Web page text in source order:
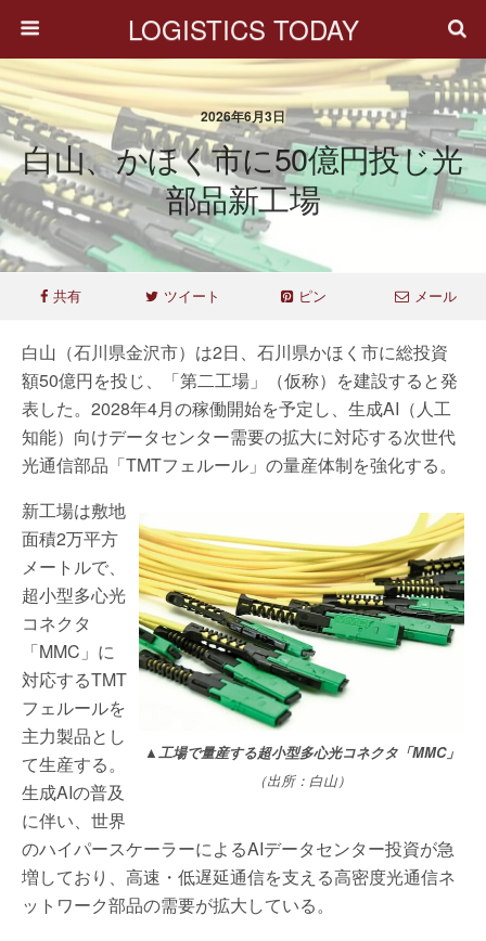
LOGISTICS TODAY
2026年6月3日
白山、かほく市に50億円投じ光
部品新工場
共有 ツイート ピン メール
白山（石川県金沢市）は2日、石川県かほく市に総投資
額50億円を投じ、「第二工場」（仮称）を建設すると発
表した。2028年4月の稼働開始を予定し、生成AI（人工
知能）向けデータセンター需要の拡大に対応する次世代
光通信部品「TMTフェルール」の量産体制を強化する。
▲工場で量産する超小型多心光コネクタ「MMC」
（出所：白山）
新工場は敷地
面積2万平方
メートルで、
超小型多心光
コネクタ
「MMC」に
対応するTMT
フェルールを
主力製品とし
て生産する。
生成AIの普及
に伴い、世界
のハイパースケーラーによるAIデータセンター投資が急
増しており、高速・低遅延通信を支える高密度光通信ネ
ットワーク部品の需要が拡大している。